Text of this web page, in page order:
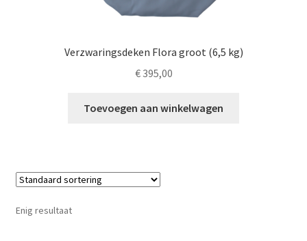
Verzwaringsdeken Flora groot (6,5 kg)
€395,00
Toevoegen aan winkelwagen
Enig resultaat